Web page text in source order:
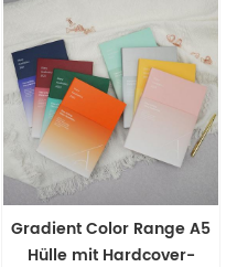
Gradient Color Range A5
Hülle mit Hardcover-